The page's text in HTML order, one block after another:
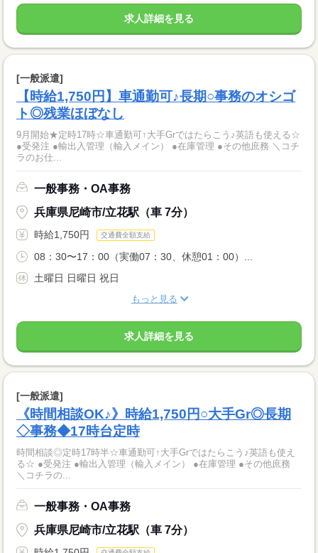
求人詳細を見る
[一般派遣]
【時給1,750円】車通勤可♪長期○事務のオシゴ
ト◎残業ほぼなし
9月開始★定時17時☆車通勤可↑大手Grではたらこう♪英語も使える☆
●受発注 ●輸出入管理（輸入メイン） ●在庫管理 ●その他庶務 ＼コチ
ラのお仕...
一般事務・OA事務
兵庫県尼崎市/立花駅（車 7分）
時給1,750円 交通費全額支給
08：30〜17：00（実働07：30、休憩01：00）...
土曜日 日曜日 祝日
もっと見る
求人詳細を見る
[一般派遣]
《時間相談OK♪》時給1,750円○大手Gr◎長期
◇事務◆17時台定時
時間相談◎定時17時半☆車通勤可↑大手Grではたらこう♪英語も使え
る☆ ●受発注 ●輸出入管理（輸入メイン） ●在庫管理 ●その他庶務
＼コチラの...
一般事務・OA事務
兵庫県尼崎市/立花駅（車 7分）